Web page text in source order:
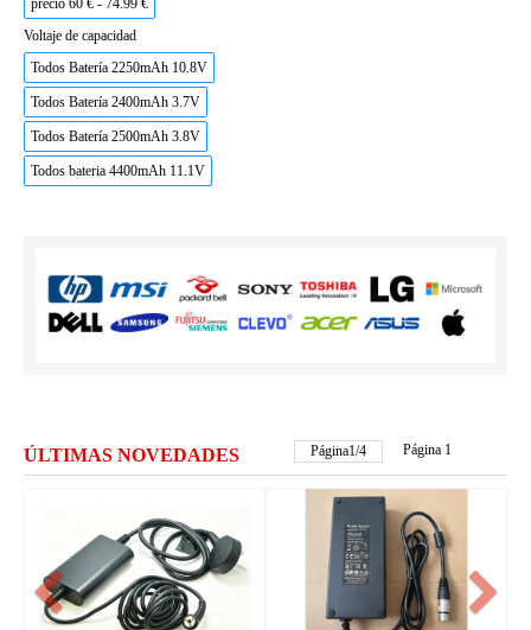
precio 60 € - 74.99 €
Voltaje de capacidad
Todos Batería 2250mAh 10.8V
Todos Batería 2400mAh 3.7V
Todos Batería 2500mAh 3.8V
Todos bateria 4400mAh 11.1V
ÚLTIMAS NOVEDADES Página1/4 Página 1